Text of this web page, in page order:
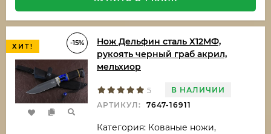
ХИТ! -15%
Нож Дельфин сталь Х12МФ,
рукоять черный граб акрил,
мельхиор
5
В НАЛИЧИИ
АРТИКУЛ:
7647-16911
Категория: Кованые ножи,